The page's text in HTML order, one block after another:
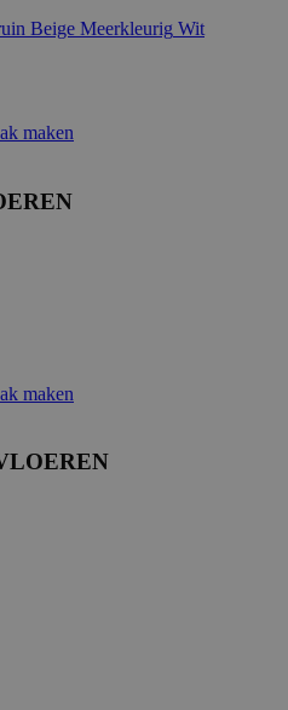
Beige Meerkleurig Wit
maken
maken